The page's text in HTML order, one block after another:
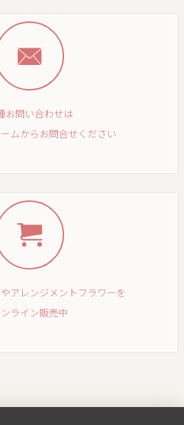
お問い合わせは
ムからお問合せください
アレンジメントフラワーを
ライン販売中